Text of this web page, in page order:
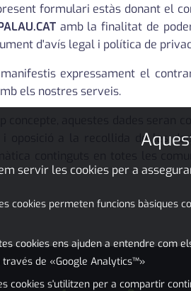
formulari estàs donant el
amb la finalitat de
d'avís legal i política de
expressament el
els nostres serveis.
i oposició a la recollida de les
servir les cookies per a
cookies permeten funcions bàsiques
cookies ens ajuden a entendre com
de «Google Analytics™»
cookies s'utilitzen per a compartir